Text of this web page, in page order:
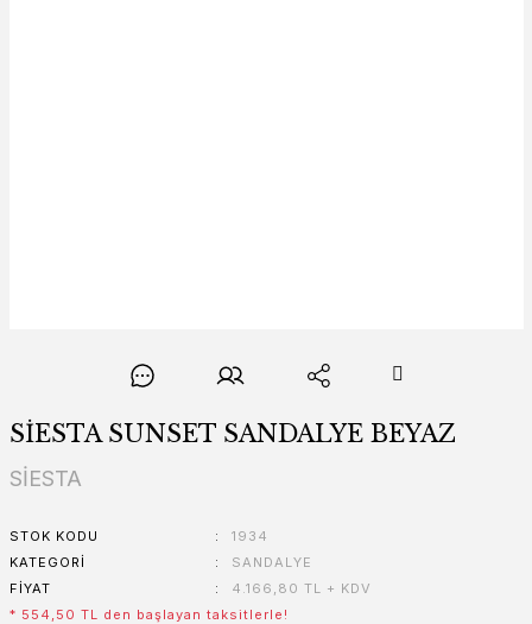
SİESTA SUNSET SANDALYE BEYAZ
SİESTA
STOK KODU
1934
KATEGORI
SANDALYE
FIYAT
4.166,80 TL + KDV
* 554,50 TL den başlayan taksitlerle!